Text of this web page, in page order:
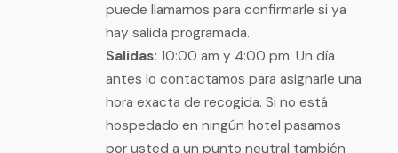
puede llamarnos para confirmarle si ya
hay salida programada.
Salidas: 10:00 am y 4:00 pm. Un día
antes lo contactamos para asignarle una
hora exacta de recogida. Si no está
hospedado en ningún hotel pasamos
por usted a un punto neutral también